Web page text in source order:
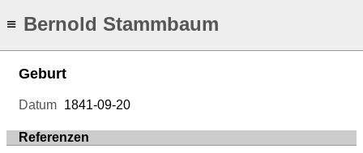
≡ Bernold Stammbaum
Geburt
Datum 1841-09-20
Referenzen